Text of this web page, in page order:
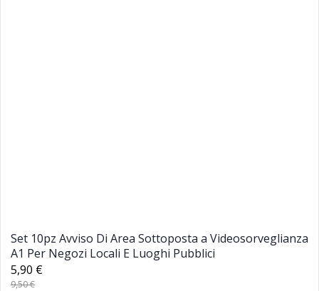
Set 10pz Avviso Di Area Sottoposta a Videosorveglianza
A1 Per Negozi Locali E Luoghi Pubblici
5,90 €
9,50 €